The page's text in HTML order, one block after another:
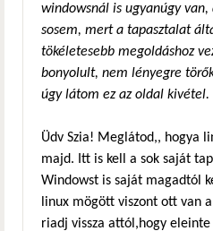
windowsnál is ugyanúgy
sosem, mert a tapasztalat
tökéletesebb megoldáshoz
bonyolult, nem lényegre
úgy látom ez az oldal kivétel.
Üdv Szia! Meglátod,, hogya
majd. Itt is kell a sok saját
Windowst is saját magadtól
linux mögött viszont ott van
riadj vissza attól,hogy eleinte